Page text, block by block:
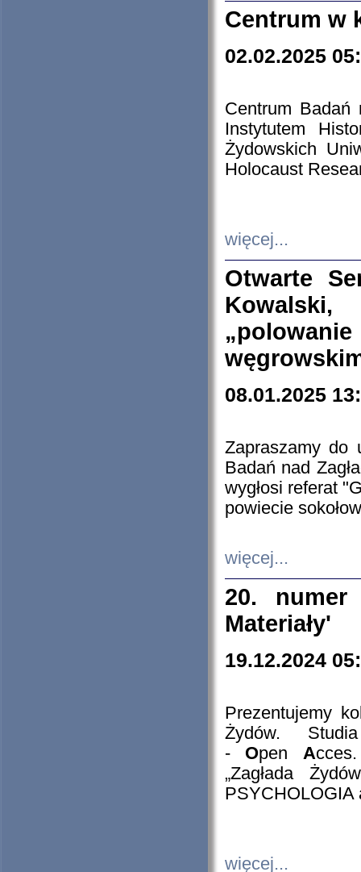
Centrum w
02.02.2025
Centrum Badań
Instytutem
Żydowskich
Holocaust
więcej...
Otwarte
08.01.2025
Zapraszamy do
Badań nad
wygłosi referat
powiecie
więcej...
20. numer
Materiały'
19.12.2024
Prezentujemy
Żydów.
- Open A
„Zagłada
PSYCHOLOGIA
więcej...